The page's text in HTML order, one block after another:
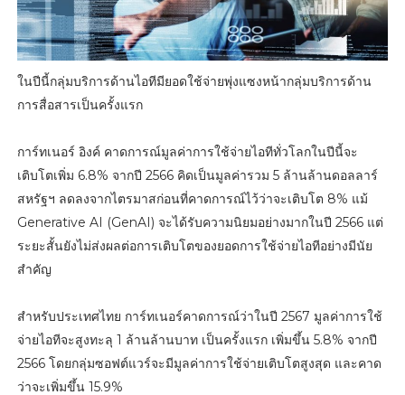
ในปีนี้กลุ่มบริการด้านไอทีมียอดใช้จ่ายพุ่งแซงหน้ากลุ่มบริการด้าน
การสื่อสารเป็นครั้งแรก
การ์ทเนอร์ อิงค์ คาดการณ์มูลค่าการใช้จ่ายไอทีทั่วโลกในปีนี้จะ
เติบโตเพิ่ม 6.8% จากปี 2566 คิดเป็นมูลค่ารวม 5 ล้านล้านดอลลาร์
สหรัฐฯ ลดลงจากไตรมาสก่อนที่คาดการณ์ไว้ว่าจะเติบโต 8% แม้
Generative AI (GenAI) จะได้รับความนิยมอย่างมากในปี 2566 แต่
ระยะสั้นยังไม่ส่งผลต่อการเติบโตของยอดการใช้จ่ายไอทีอย่างมีนัย
สำคัญ
สำหรับประเทศไทย การ์ทเนอร์คาดการณ์ว่าในปี 2567 มูลค่าการใช้
จ่ายไอทีจะสูงทะลุ 1 ล้านล้านบาท เป็นครั้งแรก เพิ่มขึ้น 5.8% จากปี
2566 โดยกลุ่มซอฟต์แวร์จะมีมูลค่าการใช้จ่ายเติบโตสูงสุด และคาด
ว่าจะเพิ่มขึ้น 15.9%